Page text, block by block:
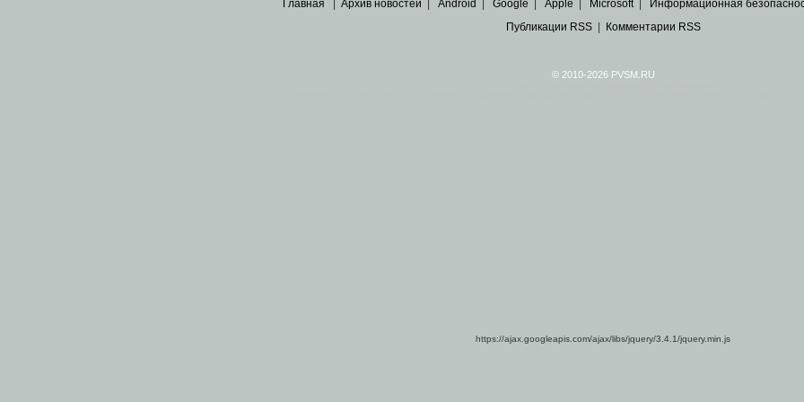
Главная Архив новостей Android Google Apple Microsoft| Информационная
Публикации RSS| Комментарии RSS
© 2010-2026 PVSM.RU
https://ajax.googleapis.com/ajax/libs/jquery/3.4.1/jquery.min.js